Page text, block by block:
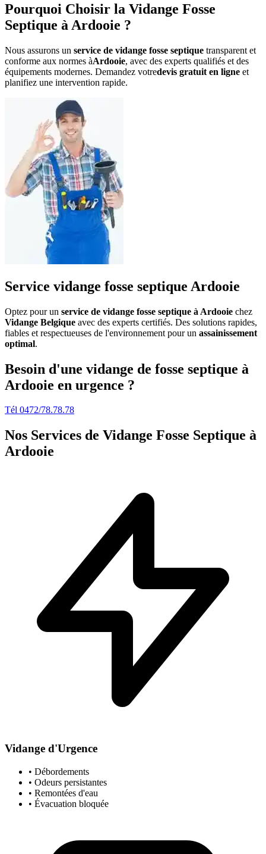
Pourquoi Choisir la Vidange Fosse
Septique à Ardooie ?
Nous assurons un service de vidange fosse septique transparent et
conforme aux normes àArdooie, avec des experts qualifiés et des
équipements modernes. Demandez votredevis gratuit en ligne et
planifiez une intervention rapide.
Service vidange fosse septique Ardooie
Optez pour un service de vidange fosse septique à Ardooie chez
Vidange Belgique avec des experts certifiés. Des solutions rapides,
fiables et respectueuses de l'environnement pour un assainissement
optimal.
Besoin d'une vidange de fosse septique à
Ardooie en urgence ?
Tél 0472/78.78.78
Nos Services de Vidange Fosse Septique à
Ardooie
Vidange d'Urgence
• Débordements
• Odeurs persistantes
• Remontées d'eau
• Évacuation bloquée